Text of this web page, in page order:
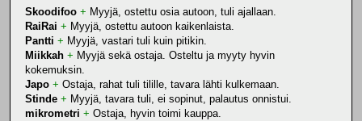
Skoodifoo + Myyjä, ostettu osia autoon, tuli ajallaan.
RaiRai + Myyjä, ostettu autoon kaikenlaista.
Pantti + Myyjä, vastari tuli kuin pitikin.
Miikkah + Myyjä sekä ostaja. Osteltu ja myyty hyvin
kokemuksin.
Japo + Ostaja, rahat tuli tilille, tavara lähti kulkemaan.
Stinde + Myyjä, tavara tuli, ei sopinut, palautus onnistui.
mikrometri + Ostaja, hyvin toimi kauppa.